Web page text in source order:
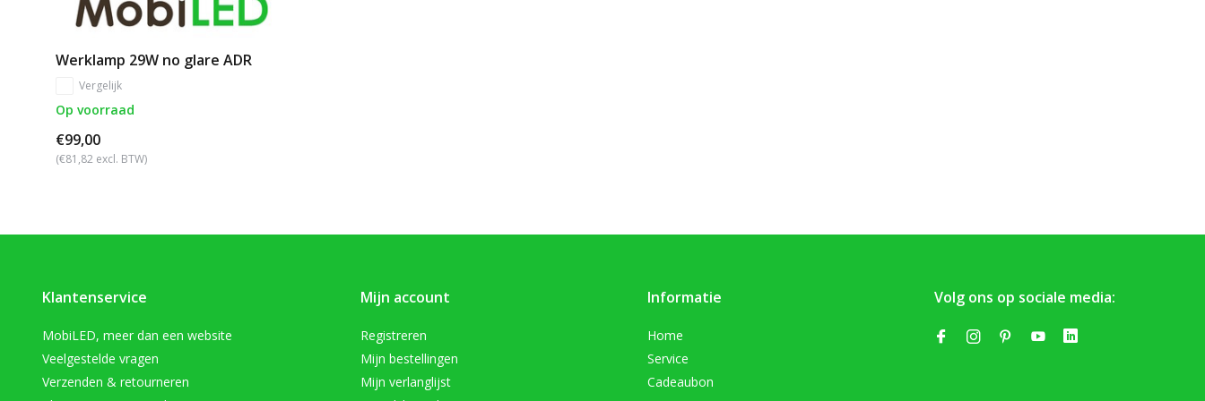
Werklamp 29W no glare ADR
Vergelijk
Op voorraad
€99,00
(€81,82 excl. BTW)
Klantenservice
MobiLED, meer dan een website
Veelgestelde vragen
Verzenden & retourneren
Mijn account
Registreren
Mijn bestellingen
Mijn verlanglijst
Informatie
Home
Service
Cadeaubon
Volg ons op sociale media: